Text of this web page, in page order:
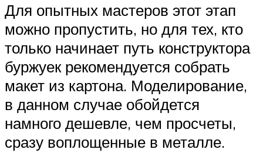
Для опытных мастеров этот этап
можно пропустить, но для тех, кто
только начинает путь конструктора
буржуек рекомендуется собрать
макет из картона. Моделирование,
в данном случае обойдется
намного дешевле, чем просчеты,
сразу воплощенные в металле.